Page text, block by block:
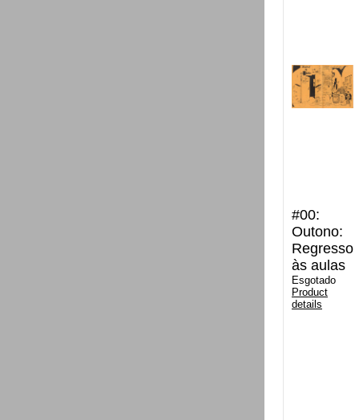
#00:
Outono:
Regresso
às aulas
Esgotado
Product
details